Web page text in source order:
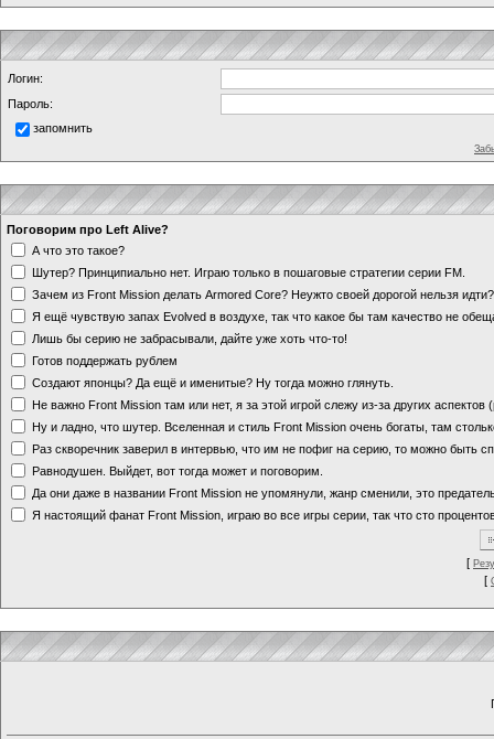
Логин:
Пароль:
запомнить
Поговорим про Left Alive?
А что это такое?
Шутер? Принципиально нет. Играю только в пошаговые стратегии серии FM.
Зачем из Front Mission делать Armored Core? Неужто своей дорогой нельзя
Я ещё чувствую запах Evolved в воздухе, так что какое бы там качество не
Лишь бы серию не забрасывали, дайте уже хоть что-то!
Готов поддержать рублем
Создают японцы? Да ещё и именитые? Ну тогда можно глянуть.
Не важно Front Mission там или нет, я за этой игрой слежу из-за других аспектов
Ну и ладно, что шутер. Вселенная и стиль Front Mission очень богаты, там
Раз скворечник заверил в интервью, что им не пофиг на серию, то можно быть
Равнодушен. Выйдет, вот тогда может и поговорим.
Да они даже в названии Front Mission не упомянули, жанр сменили, это
Я настоящий фанат Front Mission, играю во все игры серии, так что сто
[
[